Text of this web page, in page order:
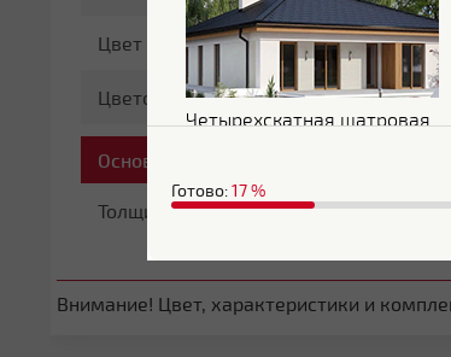
Цвет RAL 8017
Цветовой оттенок Коричневый
Основные характеристики
Толщина 0.5 мм
Внимание! Цвет, характеристики и
Четырехскатная шатровая
Готово:17%